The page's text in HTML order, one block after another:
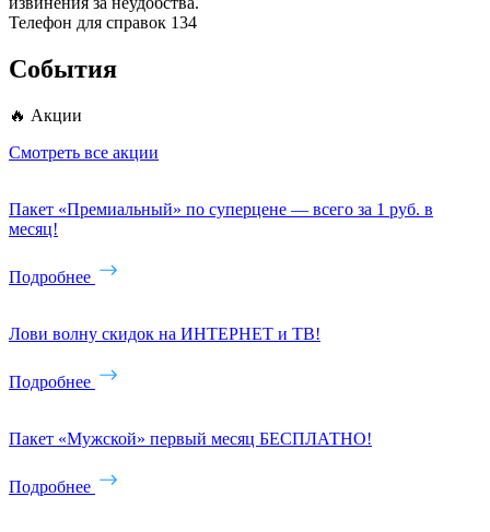
Телефон для справок 134
События
🔥 Акции
Смотреть все акции
Пакет «Премиальный» по суперцене — всего за 1 руб. в
месяц!
Подробнее
Лови волну скидок на ИНТЕРНЕТ и ТВ!
Подробнее
Пакет «Мужской» первый месяц БЕСПЛАТНО!
Подробнее